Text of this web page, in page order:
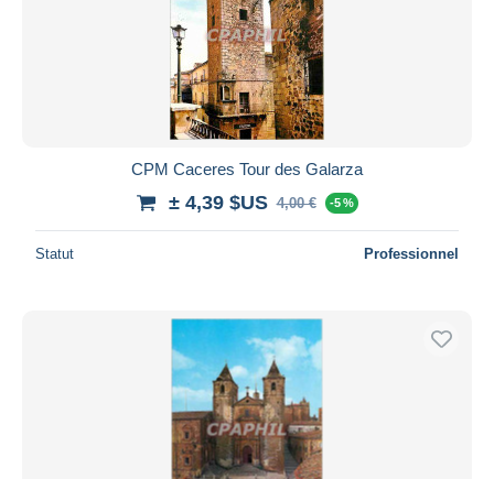
CPM Caceres Tour des Galarza
± 4,39 $US 4,00 € -5 %
Statut Professionnel